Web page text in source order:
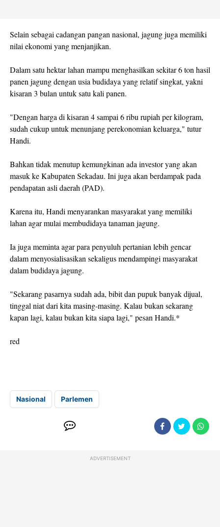
Selain sebagai cadangan pangan nasional, jagung juga memiliki
nilai ekonomi yang menjanjikan.
Dalam satu hektar lahan mampu menghasilkan sekitar 6 ton hasil
panen jagung dengan usia budidaya yang relatif singkat, yakni
kisaran 3 bulan untuk satu kali panen.
"Dengan harga di kisaran 4 sampai 6 ribu rupiah per kilogram,
sudah cukup untuk menunjang perekonomian keluarga," tutur
Handi.
Bahkan tidak menutup kemungkinan ada investor yang akan
masuk ke Kabupaten Sekadau. Ini juga akan berdampak pada
pendapatan asli daerah (PAD).
Karena itu, Handi menyarankan masyarakat yang memiliki
lahan agar mulai membudidaya tanaman jagung.
Ia juga meminta agar para penyuluh pertanian lebih gencar
dalam menyosialisasikan sekaligus mendampingi masyarakat
dalam budidaya jagung.
"Sekarang pasarnya sudah ada, bibit dan pupuk banyak dijual,
tinggal niat dari kita masing-masing. Kalau bukan sekarang
kapan lagi, kalau bukan kita siapa lagi," pesan Handi.*
red
Nasional Parlemen
ADVERTISEMENT